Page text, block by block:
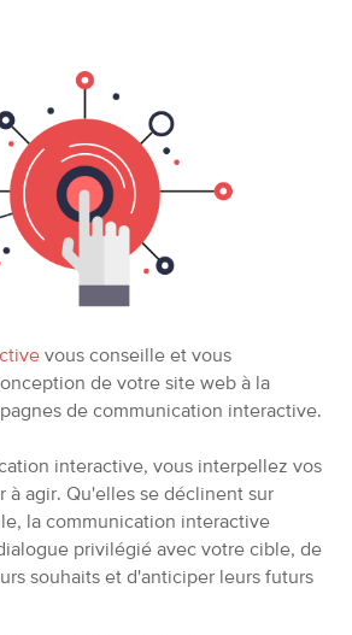
vous conseille et vous
de votre site web à la
de communication interactive.
interactive, vous interpellez vos
à agir. Qu'elles se déclinent sur
la communication interactive
privilégié avec votre cible, de
souhaits et d'anticiper leurs futurs